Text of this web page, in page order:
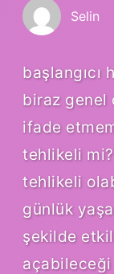
Selin
başlangıcı
biraz genel
ifade
tehlikeli
tehlikeli
günlük
şekilde
açabileceği